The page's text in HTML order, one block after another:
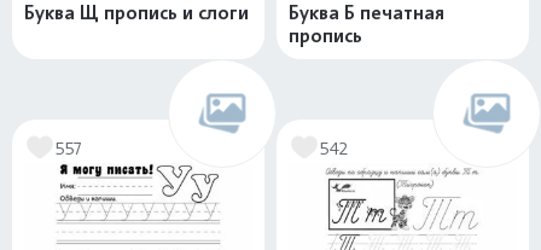
Буква Щ пропись и слоги
Буква Б печатная
пропись
557 542